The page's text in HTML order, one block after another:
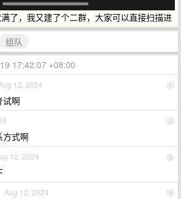
了，我又建了个二群，大家可以直接扫描进
组队
17:42:07 +08:00
1
12, 2024
试啊
2
方式啊
3
12, 2024
4
Aug 12, 2024